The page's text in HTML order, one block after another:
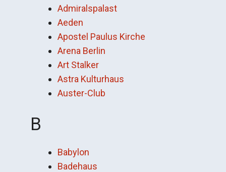
Admiralspalast
Aeden
Apostel Paulus Kirche
Arena Berlin
Art Stalker
Astra Kulturhaus
Auster-Club
B
Babylon
Badehaus